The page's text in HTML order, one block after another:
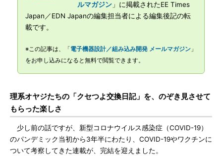
ルマガジン 」に掲載されたEE Times
Japan／EDN Japanの編集担当者による編集後記の転
載です。
※この記事は、「 電子機器設計／組み込み開発 メールマガジン 」
をお申し込みになると無料で閲覧できます。
理系オヤジたちの「クセつよ交換日記」を、のぞき見させて
もらった楽しさ
少し前の話ですが、新型コロナウイルス感染症（COVID-19）
のパンデミック当初から3年半にわたり、COVID-19やワクチンに
ついて考察してきた連載が、完結を迎えました。